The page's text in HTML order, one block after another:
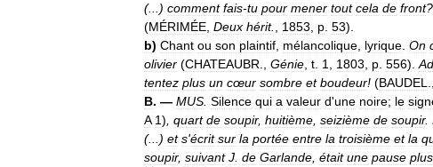
(...) comment fais-tu pour mener tout cela de front?
(MÉRIMÉE Deux hérit. 1853 p 53).
b) Chant ou son plaintif mélancolique lyrique On
olivier (CHATEAUBR Génie t 1 1803 p 556).
tentez plus un cœur sombre et boudeur! (BAUDEL
B. — MUS Silence qui a valeur d'une noire; le
A 1) quart de soupir, huitième seizième de soupir.
(...) et s'écrit sur la portée entre la troisième et la
soupir, suivant J de Garlande était une pause plus